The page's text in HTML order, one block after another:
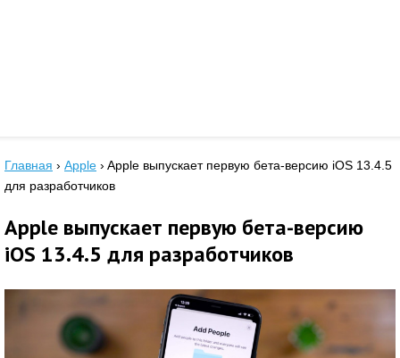
Главная › Apple › Apple выпускает первую бета-версию iOS 13.4.5
для разработчиков
Apple выпускает первую бета-версию
iOS 13.4.5 для разработчиков